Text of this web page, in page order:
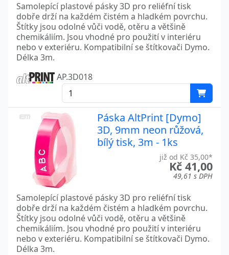
Samolepící plastové pásky 3D pro reliéfní tisk
dobře drží na každém čistém a hladkém povrchu.
Štítky jsou odolné vůči vodě, otěru a většině
chemikáliím. Jsou vhodné pro použití v interiéru
nebo v exteriéru. Kompatibilní se štítkovači Dymo.
Délka 3m.
AP.3D018
Páska AltPrint [Dymo]
3D, 9mm neon růžová,
bílý tisk, 3m - 1ks
již od Kč 35,00*
Kč 41,00
49,61 s DPH
Samolepící plastové pásky 3D pro reliéfní tisk
dobře drží na každém čistém a hladkém povrchu.
Štítky jsou odolné vůči vodě, otěru a většině
chemikáliím. Jsou vhodné pro použití v interiéru
nebo v exteriéru. Kompatibilní se štítkovači Dymo.
Délka 3m.